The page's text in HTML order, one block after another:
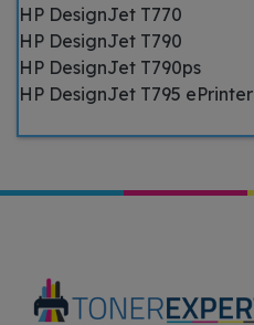
HP DesignJet T770
HP DesignJet T790
HP DesignJet T790ps
HP DesignJet T795 ePrinter